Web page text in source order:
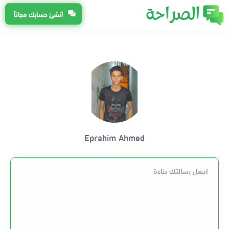
أنشئ حسابك مجاناً
Eprahim Ahmed